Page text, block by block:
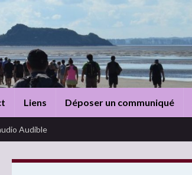
Liens Déposer un communiqué
Audible